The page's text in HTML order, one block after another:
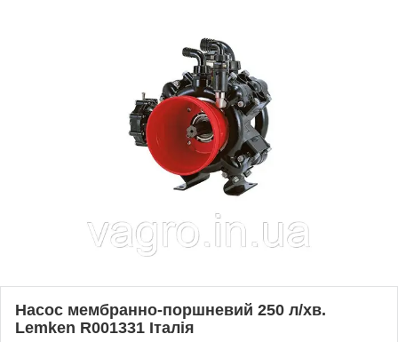
Насос мембранно-поршневий 250 л/хв.
Lemken R001331 Італія